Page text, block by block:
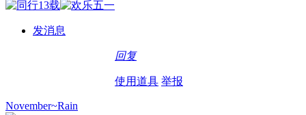
发消息
回复
使用道具 举报
November~Rain